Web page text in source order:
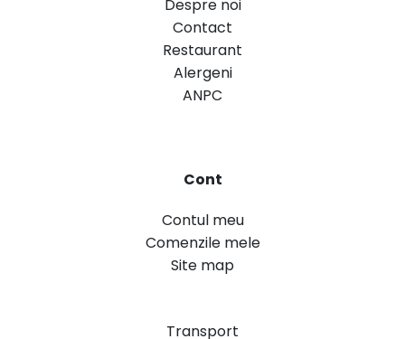
Despre noi
Contact
Restaurant
Alergeni
ANPC
Cont
Contul meu
Comenzile mele
Site map
Transport